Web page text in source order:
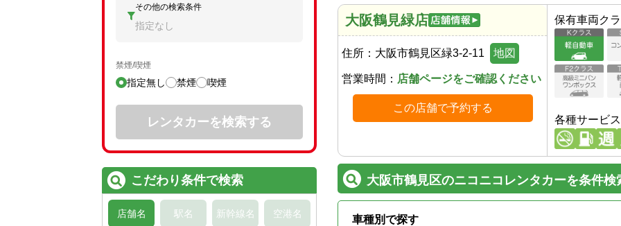
大阪鶴見緑店
住所： 大阪市鶴見区緑3-2-11 地図
営業時間： 店舗ページをご確認ください
この店舗で予約する
保有車両ク
各種サービス
大阪市鶴見区のニコニコレンタカーを条件検
車種別で探す
その他の検索条件
指定なし
禁煙/喫煙
指定無し 禁煙 喫煙
レンタカーを検索する
こだわり条件で検索
店舗名 駅名 新幹線名 空港名